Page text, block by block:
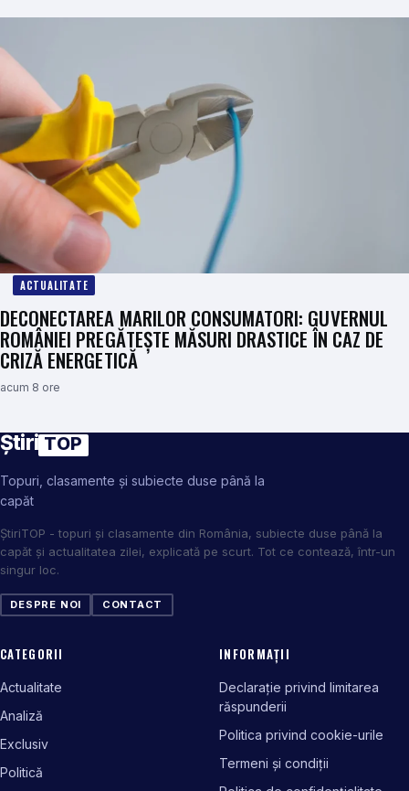
ACTUALITATE
DECONECTAREA MARILOR CONSUMATORI: GUVERNUL
ROMÂNIEI PREGĂTEȘTE MĂSURI DRASTICE ÎN CAZ DE
CRIZĂ ENERGETICĂ
acum 8 ore
Știri TOP
Topuri, clasamente și subiecte duse până la
capăt
ȘtiriTOP - topuri și clasamente din România, subiecte duse până la
capăt și actualitatea zilei, explicată pe scurt. Tot ce contează, într-un
singur loc.
DESPRE NOI CONTACT
CATEGORII
Actualitate
Analiză
Exclusiv
Politică
INFORMAȚII
Declarație privind limitarea
răspunderii
Politica privind cookie-urile
Termeni și condiții